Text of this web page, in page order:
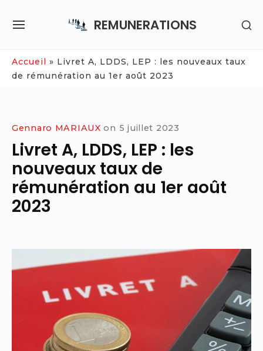
REMUNERATIONS
SITE
Accueil » Livret A, LDDS, LEP : les nouveaux taux
de rémunération au 1er août 2023
Gennaro MARIAUX on 5 juillet 2023
Livret A, LDDS, LEP : les
nouveaux taux de
rémunération au 1er août
2023